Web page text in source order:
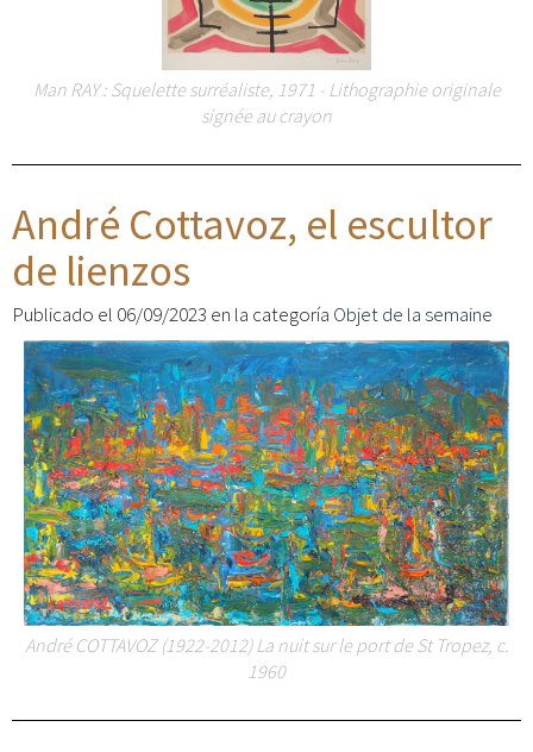
Man RAY : Squelette surréaliste, 1971 - Lithographie originale
signée au crayon
André Cottavoz, el escultor
de lienzos
Publicado el 06/09/2023 en la categoría Objet de la semaine
André COTTAVOZ (1922-2012) La nuit sur le port de St Tropez, c.
1960